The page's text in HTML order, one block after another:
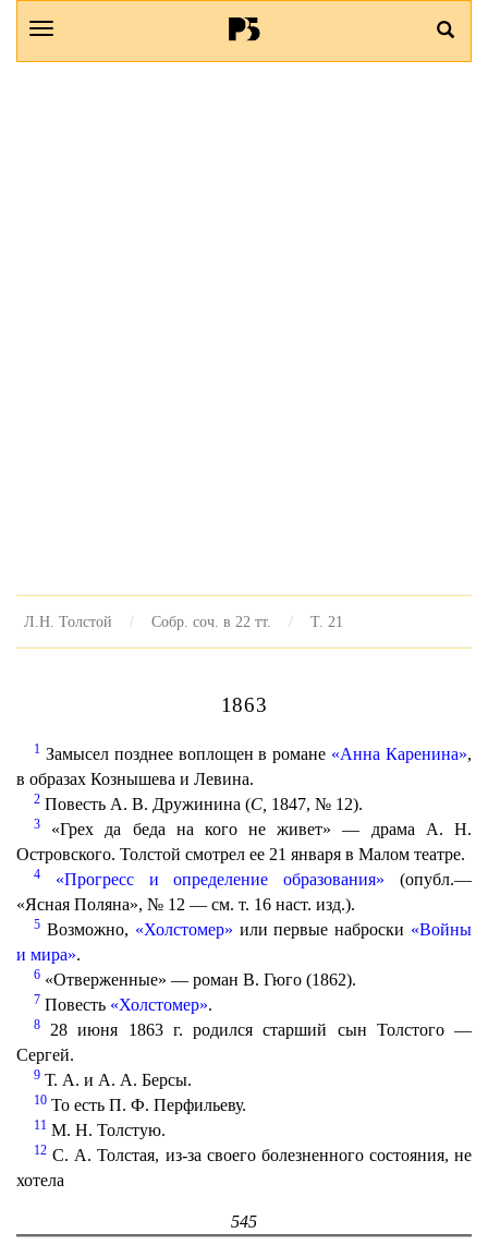
Л.Н. Толстой Собр. соч. в 22 тт. Т. 21
1863
1 Замысел позднее воплощен в романе «Анна Каренина»,
в образах Кознышева и Левина.
2 Повесть А. В. Дружинина (С, 1847, № 12).
3
«Грех да беда на кого не живет» — драма А. Н.
Островского. Толстой смотрел ее 21 января в Малом театре.
4 «Прогресс и определение образования» (опубл.—
«Ясная Поляна», № 12 — см. т. 16 наст. изд.).
5 Возможно, «Холстомер» или первые наброски «Войны
и мира».
6 «Отверженные» — роман В. Гюго (1862).
7 Повесть «Холстомер».
8
28 июня 1863 г. родился старший сын Толстого —
Сергей.
9 Т. А. и А. А. Берсы.
10 То есть П. Ф. Перфильеву.
11 M. H. Толстую.
12 С. А. Толстая, из-за своего болезненного состояния, не
хотела
545